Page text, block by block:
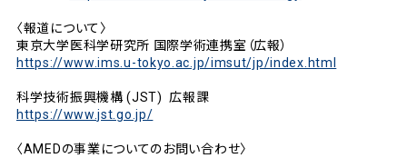
〈報道について〉
東京大学医科学研究所 国際学術連携室（広報）
https://www.ims.u-tokyo.ac.jp/imsut/jp/index.html
科学技術振興機構 (JST) 広報課
https://www.jst.go.jp/
〈AMEDの事業についてのお問い合わせ〉